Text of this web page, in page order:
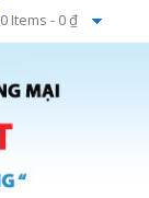
0 Items - 0 ₫